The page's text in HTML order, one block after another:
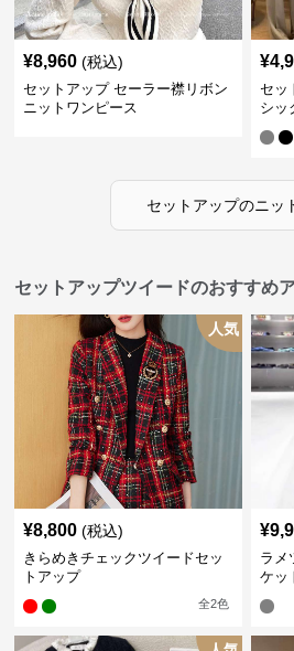
¥8,960 (税込)
セットアップ セーラー襟リボン
ニットワンピース
¥
セッ
シッ
セットアップのニッ
セットアップツイードのおすすめ
人気
¥8,800 (税込)
きらめきチェックツイードセッ
トアップ
全2色
¥
ラメ
ケッ